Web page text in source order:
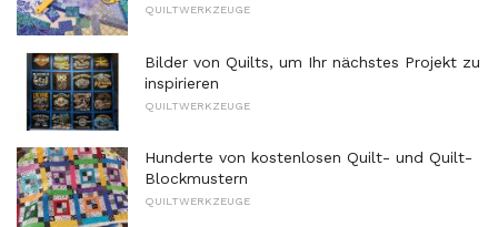
QUILTWERKZEUGE
Bilder von Quilts, um Ihr nächstes Projekt zu
inspirieren
QUILTWERKZEUGE
Hunderte von kostenlosen Quilt- und Quilt-
Blockmustern
QUILTWERKZEUGE